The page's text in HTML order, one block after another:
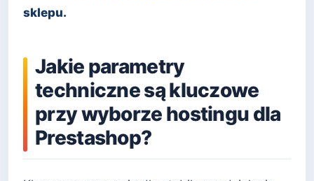
sklepu.
Jakie parametry
techniczne są kluczowe
przy wyborze hostingu dla
Prestashop?